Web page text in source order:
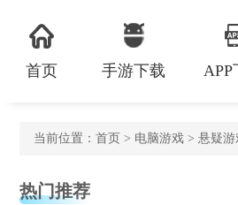
首页 手游下载 APP
当前位置： 首页 > 电脑游戏 > 悬疑游
热门推荐